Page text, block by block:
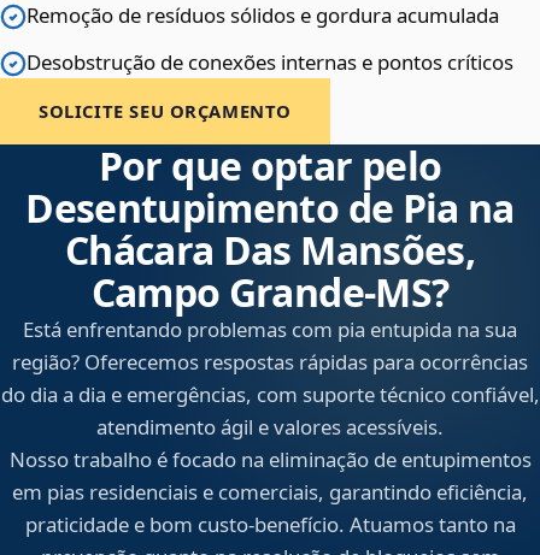
Remoção de resíduos sólidos e gordura acumulada
Desobstrução de conexões internas e pontos críticos
SOLICITE SEU ORÇAMENTO
Por que optar pelo
Desentupimento de Pia na
Chácara Das Mansões,
Campo Grande‑MS?
Está enfrentando problemas com pia entupida na sua
região? Oferecemos respostas rápidas para ocorrências
do dia a dia e emergências, com suporte técnico confiável,
atendimento ágil e valores acessíveis.
Nosso trabalho é focado na eliminação de entupimentos
em pias residenciais e comerciais, garantindo eficiência,
praticidade e bom custo-benefício. Atuamos tanto na